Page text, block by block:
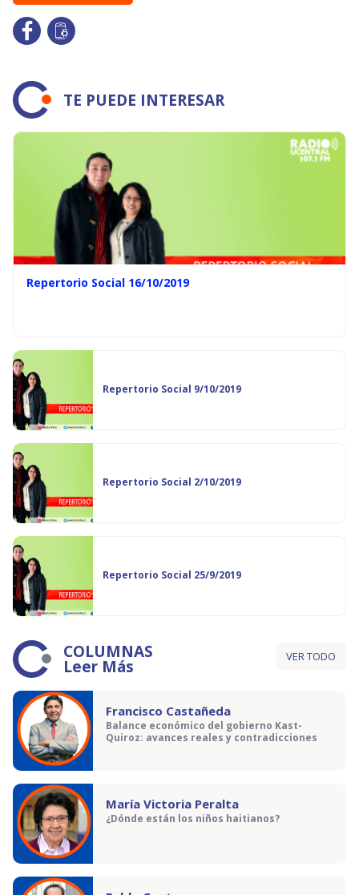
TE PUEDE INTERESAR
Repertorio Social 16/10/2019
Repertorio Social 9/10/2019
Repertorio Social 2/10/2019
Repertorio Social 25/9/2019
COLUMNAS
Leer Más VER TODO
Francisco Castañeda
Balance económico del gobierno Kast-
Quiroz: avances reales y contradicciones
María Victoria Peralta
¿Dónde están los niños haitianos?